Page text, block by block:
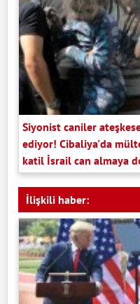
Siyonist caniler
ediyor! Cibaliya'da
katil İsrail can almaya
İlişkili haber: